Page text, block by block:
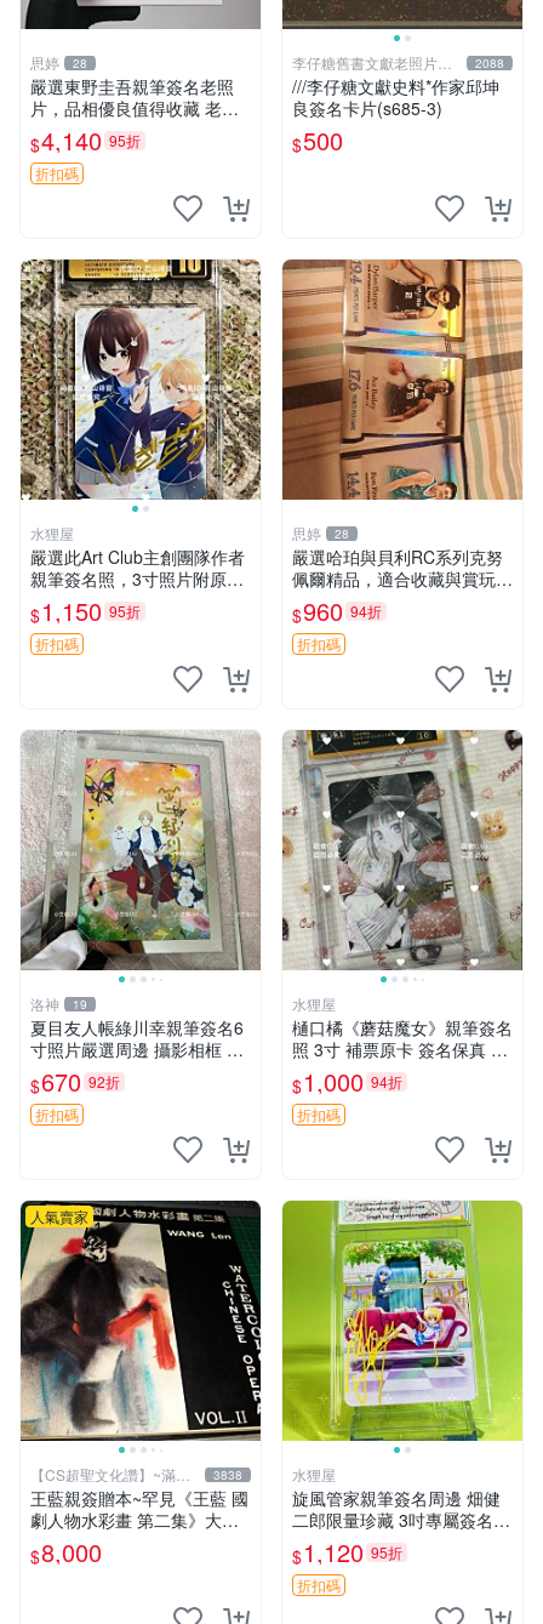
思婷 28
嚴選東野圭吾親筆簽名老照
片，品相優良值得收藏 老照
片 署名 字畫 限量版
$4,140 95折
折扣碼
李仔糖舊書文獻老照片名
人收藏館
2088
///李仔糖文獻史料*作家邱坤
良簽名卡片(s685-3)
$500
水狸屋
嚴選此Art Club主創團隊作者
親筆簽名照，3寸照片附原裝
卡磚。收藏級面簽照，適合藝
術愛好者收藏與展示。 3寸
簽名 照片
$1,150 95折
折扣碼
思婷 28
嚴選哈珀與貝利RC系列克努
佩爾精品，適合收藏與賞玩 R
C 玩具 陶瓷
$960 94折
折扣碼
洛神 19
夏目友人帳綠川幸親筆簽名6
寸照片嚴選周邊 攝影相框 網
路認證 夏目友人帳收藏 簽名
照 6寸
$670 92折
折扣碼
水狸屋
樋口橘《蘑菇魔女》親筆簽名
照 3寸 補票原卡 簽名保真 收
藏推薦 蘑菇魔女 樋口橘 照片
$1,000 94折
折扣碼
人氣賣家
【CS超聖文化讚】~滿千
元送運
3838
王藍親簽贈本~罕見《王藍 國
劇人物水彩畫 第二集》大本
【 CS超聖文化讚】
$8,000
水狸屋
旋風管家親筆簽名周邊 畑健
二郎限量珍藏 3吋專屬簽名照
日本正版中古 正規卡磚附送
旋風管家 畑健二郎 簽名照
$1,120 95折
折扣碼